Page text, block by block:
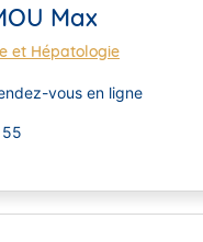
Max
et Hépatologie
vous en ligne